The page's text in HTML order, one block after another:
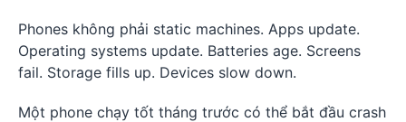
Phones không phải static machines. Apps update.
Operating systems update. Batteries age. Screens
fail. Storage fills up. Devices slow down.
Một phone chạy tốt tháng trước có thể bắt đầu crash